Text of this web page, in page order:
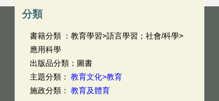
分類
書籍分類 ：教育學習>語言學習；社會/科學>
應用科學
出版品分類：圖書
主題分類： 教育文化>教育
施政分類： 教育及體育